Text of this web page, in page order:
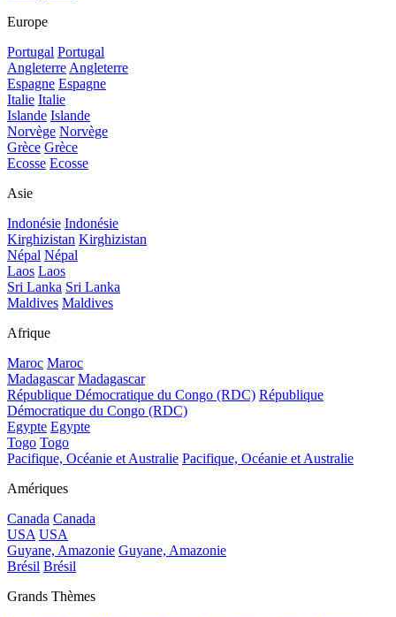
Europe
Portugal Portugal
Angleterre Angleterre
Espagne Espagne
Italie Italie
Islande Islande
Norvège Norvège
Grèce Grèce
Ecosse Ecosse
Asie
Indonésie Indonésie
Kirghizistan Kirghizistan
Népal Népal
Laos Laos
Sri Lanka Sri Lanka
Maldives Maldives
Afrique
Maroc Maroc
Madagascar Madagascar
République Démocratique du Congo (RDC) République
Démocratique du Congo (RDC)
Egypte Egypte
Togo Togo
Pacifique, Océanie et Australie Pacifique, Océanie et Australie
Amériques
Canada Canada
USA USA
Guyane, Amazonie Guyane, Amazonie
Brésil Brésil
Grands Thèmes